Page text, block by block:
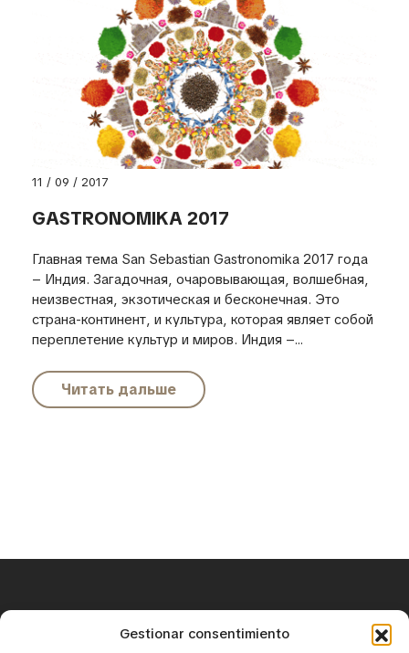
Gestionar consentimiento
11 / 09 / 2017
GASTRONOMIKA 2017
Главная тема San Sebastian Gastronomika 2017 года
– Индия. Загадочная, очаровывающая, волшебная,
неизвестная, экзотическая и бесконечная. Это
страна-континент, и культура, которая являет собой
переплетение культур и миров. Индия –...
Читать дальше
+34 671 25 18 43